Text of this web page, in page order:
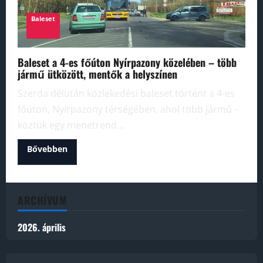
Baleset
Baleset a 4-es főúton Nyírpazony közelében – több
jármű ütközött, mentők a helyszínen
Szerda délután közlekedési baleset történt a 4-es
főúton, Nyírpazony térségében, ahol több jármű –
köztük egy menetrend...
BővebbenRead
about
a
ARCHÍVUM
2026. április